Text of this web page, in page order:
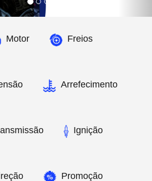
Motor Freios
Arrefecimento
Ignição
Promoção